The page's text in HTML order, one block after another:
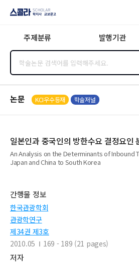
지사·교보문고
주제분류 발행기관
논문 KCI우수등재 학술저널
일본인과 중국인의 방한수요 결정요인
An Analysis on the Determinants of Inbound
Japan and China to South Korea
간행물 정보
한국관광학회
관광학연구
제34권 제3호
2010.05
169 - 189 (21 pages)
저자